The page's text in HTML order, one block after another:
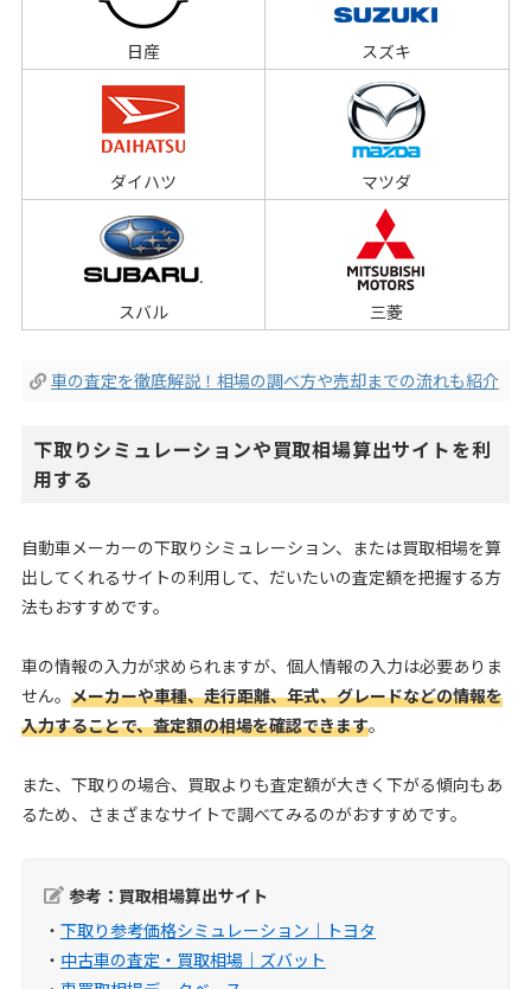
日産 スズキ
ダイハツ マツダ
スバル 三菱
車の査定を徹底解説！相場の調べ方や売却までの流れも紹介
下取りシミュレーションや買取相場算出サイトを利
用する
自動車メーカーの下取りシミュレーション、または買取相場を算
出してくれるサイトの利用して、だいたいの査定額を把握する方
法もおすすめです。
車の情報の入力が求められますが、個人情報の入力は必要ありま
せん。 メーカーや車種、走行距離、年式、グレードなどの情報を
入力することで、査定額の相場を確認できます。
また、下取りの場合、買取よりも査定額が大きく下がる傾向もあ
るため、さまざまなサイトで調べてみるのがおすすめです。
参考：買取相場算出サイト
・ 下取り参考価格シミュレーション｜トヨタ
・ 中古車の査定・買取相場｜ズバット